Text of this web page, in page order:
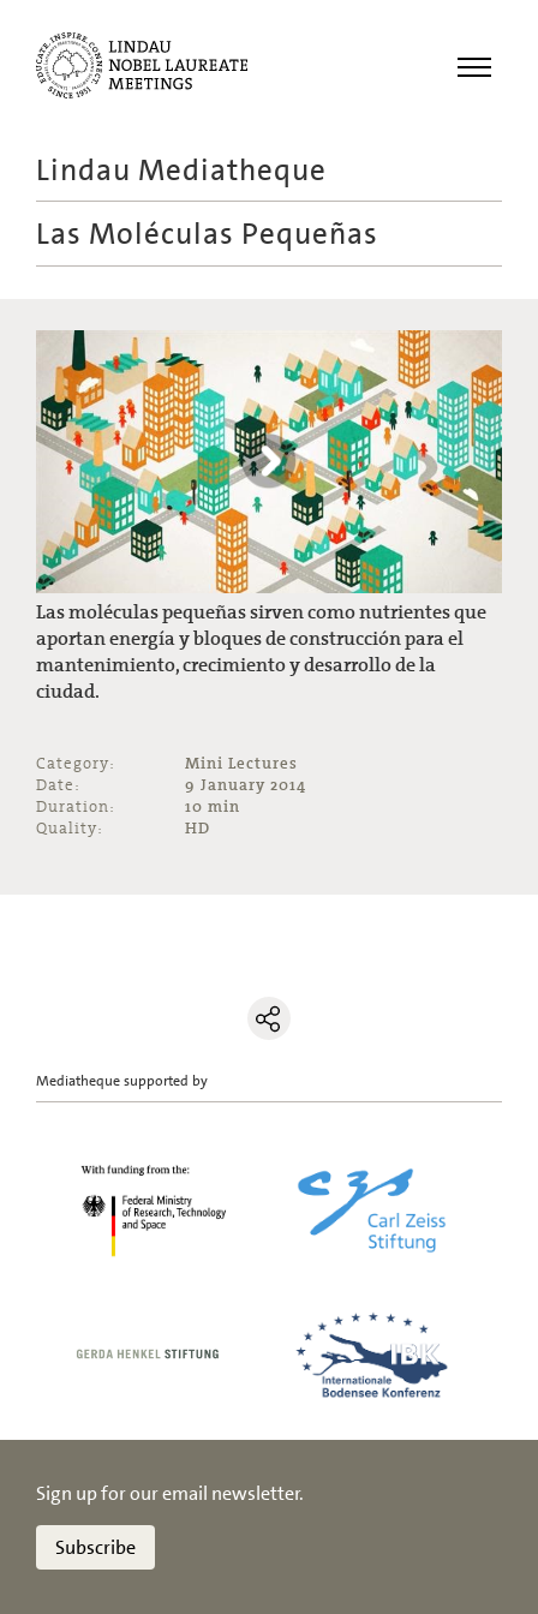
Menu
Meetings
Recordings
Educational
Lindau Mediatheque
Las Moléculas Pequeñas
Las moléculas pequeñas sirven como nutrientes que
aportan energía y bloques de construcción para el
mantenimiento, crecimiento y desarrollo de la
ciudad.
Category:
Mini Lectures
Date:
9 January 2014
Duration:
10 min
Quality:
HD
Mediatheque supported by
Sign up for our email newsletter.
Subscribe